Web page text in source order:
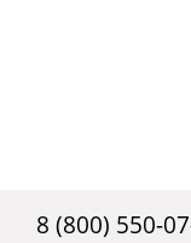
8 (800) 550-